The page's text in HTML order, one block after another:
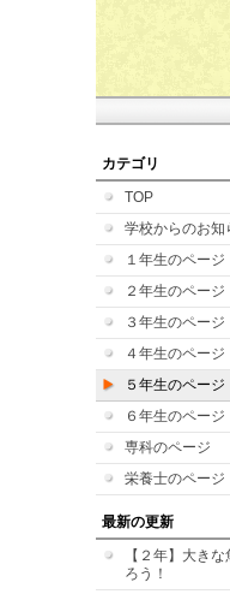
カテゴリ
TOP
学校からのお知
１年生のページ
２年生のページ
３年生のページ
４年生のページ
５年生のページ
６年生のページ
専科のページ
栄養士のページ
最新の更新
【２年】大きな
ろう！